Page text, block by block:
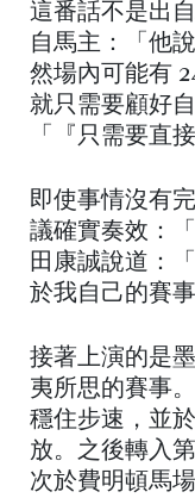
這番話不是出
自馬主：「他
然場內可能有
就只需要顧好
「『只需要直
即使事情沒有
議確實奏效：
田康誠說道：
於我自己的賽事
接著上演的是
夷所思的賽事
穩住步速，並
放。之後轉入
次於費明頓馬